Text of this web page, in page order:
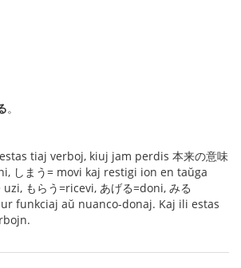
。
tiaj verboj, kiuj jam perdis 本来の意味
しまう= movi kaj restigi ion en taŭga
もらう=ricevi, あげる=doni, みる
funkciaj aŭ nuanco-donaj. Kaj ili estas